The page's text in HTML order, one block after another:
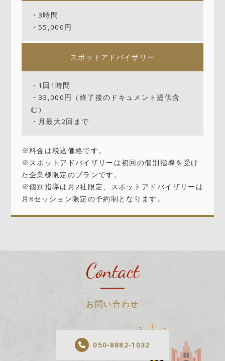
・3時間
・55,000円
スポットアドバイザリー
・1回1時間
・33,000円（終了後のドキュメント提供含
む）
・月最大2回まで
※料金は税込価格です。
※スポットアドバイザリーは初回の個別指導を受け
た企業様限定のプランです。
※個別指導は月2社限定、スポットアドバイザリーは
月8セッション限定の予約制となります。
Contact
お問い合わせ
050-8882-1032